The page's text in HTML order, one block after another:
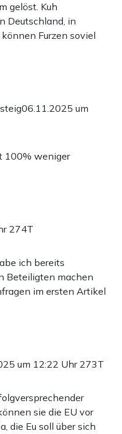
gelöst. Kuh
Deutschland, in
Furzen soviel
06.11.2025 um
100% weniger
274T
ich bereits
Beteiligten machen
im ersten Artikel
um 12:22 Uhr 273T
sie die EU vor
die Eu soll über sich